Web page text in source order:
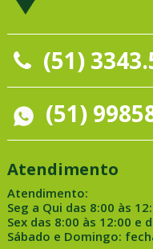
(51)
(51)
Atendimento
Atendimento:
Seg a Qui das 8:00 às
Sex das 8:00 às 12:00 e
Sábado e Domingo: